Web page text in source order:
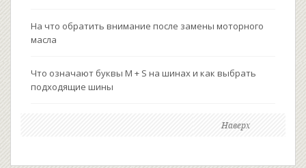
На что обратить внимание после замены моторного
масла
Что означают буквы M + S на шинах и как выбрать
подходящие шины
Наверх